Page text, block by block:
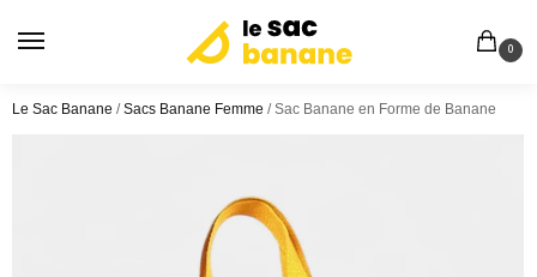
0
Le Sac Banane /Sacs Banane Femme /Sac Banane en Forme de Banane